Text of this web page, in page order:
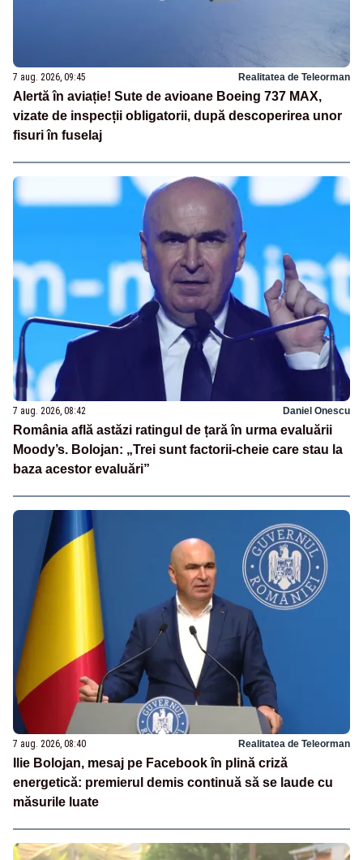
7 aug. 2026, 09:45 Realitatea de Teleorman
Alertă în aviație! Sute de avioane Boeing 737 MAX,
vizate de inspecții obligatorii, după descoperirea unor
fisuri în fuselaj
7 aug. 2026, 08:42 Daniel Onescu
România află astăzi ratingul de țară în urma evaluării
Moody’s. Bolojan: „Trei sunt factorii-cheie care stau la
baza acestor evaluări”
7 aug. 2026, 08:40 Realitatea de Teleorman
Ilie Bolojan, mesaj pe Facebook în plină criză
energetică: premierul demis continuă să se laude cu
măsurile luate